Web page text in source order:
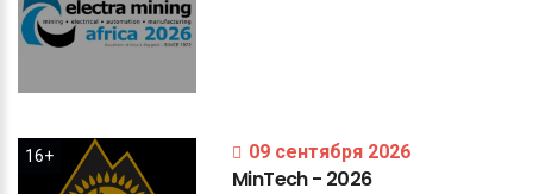
16+ 09 сентября 2026
MinTech- 2026